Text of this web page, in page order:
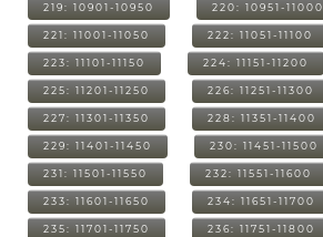
219: 10901-10950 220: 10951-11000
221: 11001-11050 222: 11051-11100
223: 11101-11150 224: 11151-11200
225: 11201-11250 226: 11251-11300
227: 11301-11350 228: 11351-11400
229: 11401-11450 230: 11451-11500
231: 11501-11550 232: 11551-11600
233: 11601-11650 234: 11651-11700
235: 11701-11750 236: 11751-11800